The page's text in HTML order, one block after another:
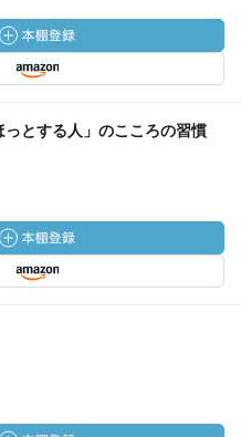
とする人」のこころの習慣